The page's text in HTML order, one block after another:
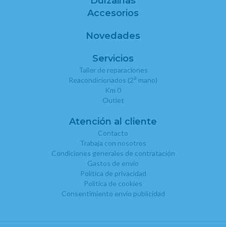
Accesorios
Novedades
Servicios
Taller de reparaciones
Reacondicionados (2a mano)
Km 0
Outlet
Atención al cliente
Contacto
Trabaja con nosotros
Condiciones generales de contratación
Gastos de envío
Política de privacidad
Política de cookies
Consentimiento envío publicidad